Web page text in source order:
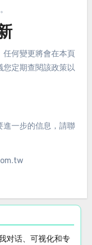
任何變更將會在本頁
定期查閱該政策以
進一步的信息，請聯
对话、可视化和专